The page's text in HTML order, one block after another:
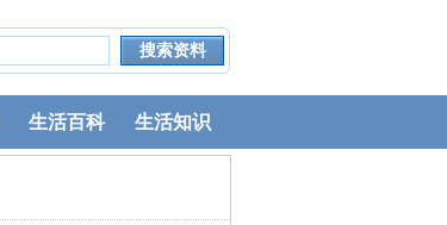
生活百科 生活知识